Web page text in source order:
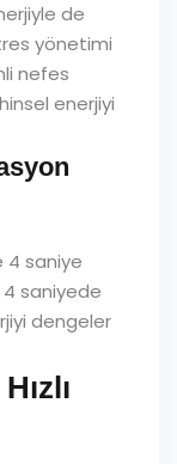
de
yönetimi
nefes
enerjiyi
4 saniye
saniyede
dengeler